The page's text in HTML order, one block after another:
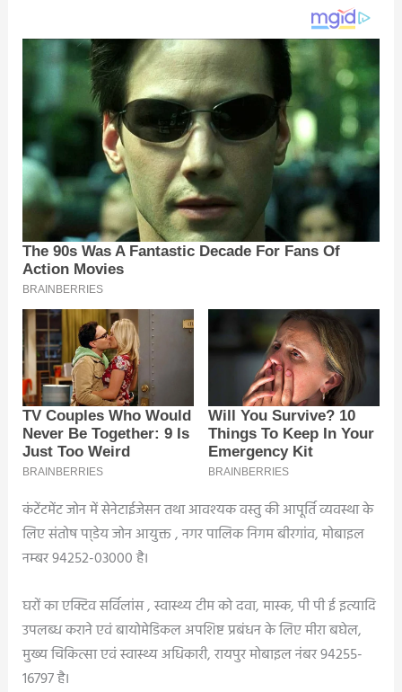
कंटेंटमेंट जोन में सेनेटाईजेसन तथा आवश्यक वस्तु की आपूर्ति व्यवस्था के
लिए संतोष पा्डेय जोन आयुक्त , नगर पालिक निगम बीरगांव, मोबाइल
नम्बर 94252-03000 है।
घरों का एक्टिव सर्विलांस , स्वास्थ्य टीम को दवा, मास्क, पी पी ई इत्यादि
उपलब्ध कराने एवं बायोमेडिकल अपशिष्ट प्रबंधन के लिए मीरा बघेल,
मुख्य चिकित्सा एवं स्वास्थ्य अधिकारी, रायपुर मोबाइल नंबर 94255-
16797 है।